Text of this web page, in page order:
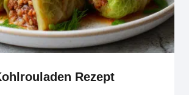
Rezept